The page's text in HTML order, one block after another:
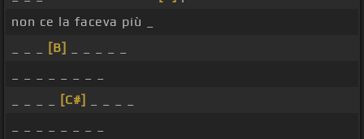
non ce la faceva più _
[B]
[C#]